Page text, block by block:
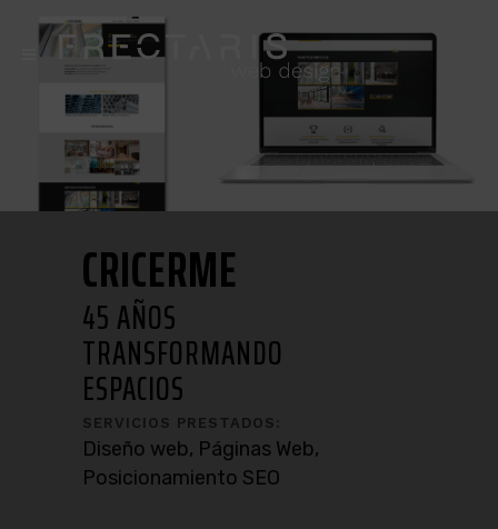
CRICERME
45 AÑOS
TRANSFORMANDO
ESPACIOS
SERVICIOS PRESTADOS:
Diseño web, Páginas Web,
Posicionamiento SEO